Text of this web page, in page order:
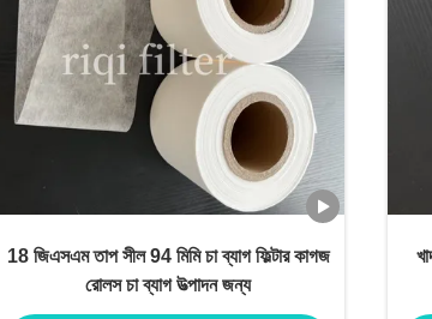
18 জিএসএম তাপ সীল 94 মিমি চা ব্যাগ ফিল্টার কাগজ
রোলস চা ব্যাগ উত্পাদন জন্য